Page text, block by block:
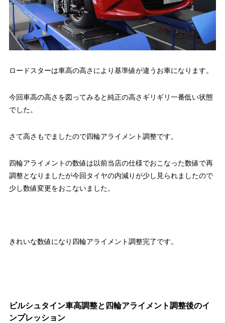
ロードスターは車高の高さにより基準値が違うお車になります。
今回車高の高さを図ってみると純正の高さギリギリ一番低い状態
でした。
さて高さもでましたので四輪アライメント調整です。
四輪アライメントの数値は以前当店の仕様でおこなった数値で再
調整となりましたが今回タイヤの内減りが少し見られましたので
少し数値変更をおこないました。
きれいな数値になり四輪アライメント調整完了です。
ビルシュタイン車高調整と四輪アライメント調整後のイ
ンプレッション